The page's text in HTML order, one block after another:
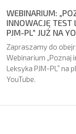
WEBINARIUM:
INNOWACJĘ TEST
PJM-PL” JUŻ NA
Zapraszamy do
Webinarium „Poznaj
Leksyka PJM-PL” na
YouTube.